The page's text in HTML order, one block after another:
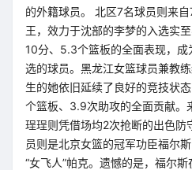
的外籍球员。 北区7名球员则来
王，效力于沈部的李梦的入选实
10分、5.3个篮板的全面表现，成
选的球员。黑龙江女篮球员兼教
生的她依旧延续了良好的竞技状
个篮板、3.9次助攻的全面贡献。
珵珵则凭借场均2次抢断的出色防
员则是北京女篮的冠军功臣福尔
“女飞人”帕克。遗憾的是，福尔